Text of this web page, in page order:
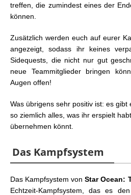
treffen, die zumindest eines der
können.
Zusätzlich werden euch auf eurer
angezeigt, sodass ihr keines
Sidequests, die nicht nur gut
neue Teammitglieder bringen
Augen offen!
Was übrigens sehr positiv ist: es
so ziemlich alles, was ihr erspielt
übernehmen könnt.
Das Kampfsystem
Das Kampfsystem vonStar Ocean:
Echtzeit-Kampfsystem, das es